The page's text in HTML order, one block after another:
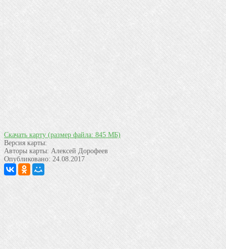
Скачать карту (размер файла: 845 МБ)
Версия карты:
Авторы карты: Алексей Дорофеев
Опубликовано: 24.08.2017